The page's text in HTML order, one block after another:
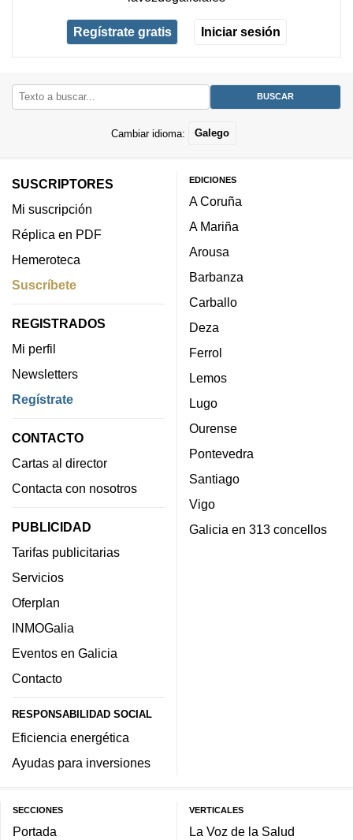
Regístrate gratis Iniciar sesión
Cambiar idioma: Galego
SUSCRIPTORES
Mi suscripción
Réplica en PDF
Hemeroteca
Suscríbete
REGISTRADOS
Mi perfil
Newsletters
Regístrate
CONTACTO
Cartas al director
Contacta con nosotros
PUBLICIDAD
Tarifas publicitarias
Servicios
Oferplan
INMOGalia
Eventos en Galicia
Contacto
RESPONSABILIDAD SOCIAL
Eficiencia energética
Ayudas para inversiones
EDICIONES
A Coruña
A Mariña
Arousa
Barbanza
Carballo
Deza
Ferrol
Lemos
Lugo
Ourense
Pontevedra
Santiago
Vigo
Galicia en 313 concellos
SECCIONES
Portada
VERTICALES
La Voz de la Salud